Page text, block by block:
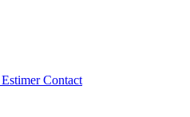
EstimerContact